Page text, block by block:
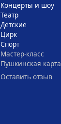
Концерты и шоу
Театр
Детские
Цирк
Спорт
Мастер-класс
Пушкинская карта
Оставить отзыв